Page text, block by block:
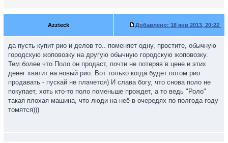
Azzteck Добавлено: 18 янв 2013, 20:22
да пусть купит рио и делов то.. поменяет одну, простите, обычную
городскую жоповозку на другую обычную городскую жоповозку.
Тем более что Поло он продаст, почти не потеряв в цене и этих
денег хватит на новый рио. Вот только когда будет потом рио
продавать - пускай не плачется) И слава богу, что снова поло не
покупает, хоть кто-то поло поменьше прождет, а то ведь "Роло"
такая плохая машина, что люди на неё в очередях по полгода-году
томятся)))